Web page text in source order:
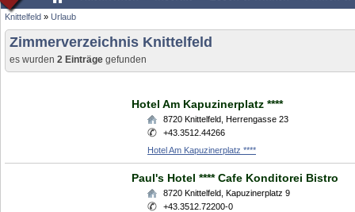
Knittelfeld » Urlaub
Zimmerverzeichnis Knittelfeld
es wurden 2 Einträge gefunden
Hotel Am Kapuzinerplatz ****
8720 Knittelfeld Herrengasse 23
+43.3512.44266
Hotel Am Kapuzinerplatz ****
Paul's Hotel **** Cafe Konditorei Bistro
8720 Knittelfeld Kapuzinerplatz 9
+43.3512.72200-0